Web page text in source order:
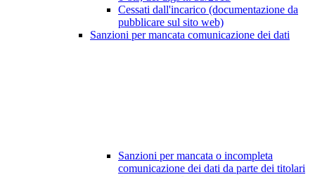
Cessati dall'incarico (documentazione da
pubblicare sul sito web)
Sanzioni per mancata comunicazione dei dati
Sanzioni per mancata o incompleta
comunicazione dei dati da parte dei titolari